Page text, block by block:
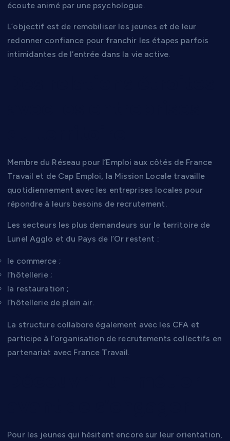
écoute animé par une psychologue.
L’objectif est de remobiliser les jeunes et de leur
redonner confiance pour franchir les étapes parfois
intimidantes de l’entrée dans la vie active.
Membre du Réseau pour l’Emploi aux côtés de France
Travail et de Cap Emploi, la Mission Locale travaille
quotidiennement avec les entreprises locales pour
répondre à leurs besoins de recrutement.
Les secteurs les plus demandeurs sur le territoire de
Lunel Agglo et du Pays de l’Or restent :
le commerce ;
l’hôtellerie ;
la restauration ;
l’hôtellerie de plein air.
La structure collabore également avec les CFA et
participe à l’organisation de recrutements collectifs en
partenariat avec France Travail.
Pour les jeunes qui hésitent encore sur leur orientation,